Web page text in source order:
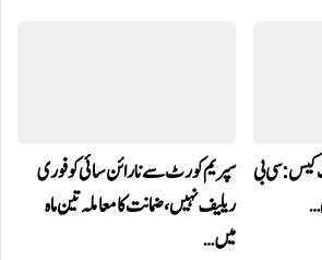
لیک کیس: سی بی سپریم کورٹ سے نارائن سائی کو فوری
ریلیف نہیں، ضمانت کا معاملہ تین ماہ
میں…